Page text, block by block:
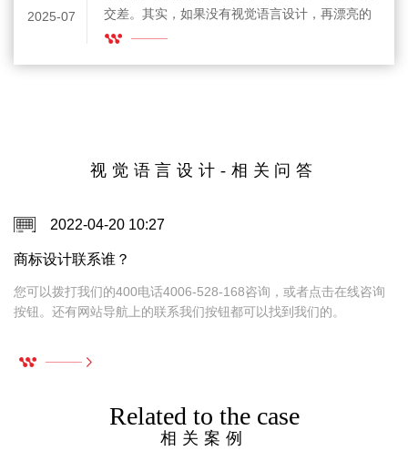
2025-07
交差。其实，如果没有视觉语言设计，再漂亮的
商标也只是一个冷冰冰的摆设，根本没有办法在
视觉语言设计-相关问答
2022-04-20 10:27
商标设计联系谁？
您可以拨打我们的400电话4006-528-168咨询，或者点击在线咨询
按钮。还有网站导航上的联系我们按钮都可以找到我们的。
Related to the case
相关案例